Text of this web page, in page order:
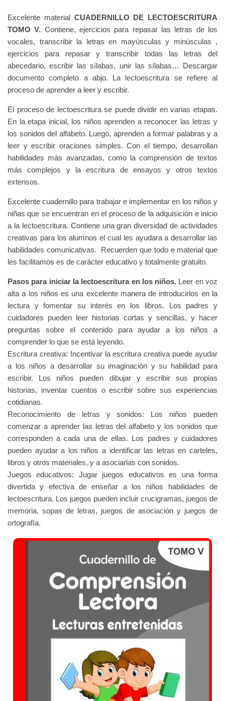
Excelente material CUADERNILLO DE LECTOESCRITURA
TOMO V. Contiene, ejercicios para repasar las letras de los
vocales, transcribir la letras en mayúsculas y minúsculas ,
ejercicios para repasar y transcribir todas las letras del
abecedario, escribir las sílabas, unir las sílabas… Descargar
documento completo a abjo. La lectoescritura se refiere al
proceso de aprender a leer y escribir.
El proceso de lectoescritura se puede dividir en varias etapas.
En la etapa inicial, los niños aprenden a reconocer las letras y
los sonidos del alfabeto. Luego, aprenden a formar palabras y a
leer y escribir oraciones simples. Con el tiempo, desarrollan
habilidades más avanzadas, como la comprensión de textos
más complejos y la escritura de ensayos y otros textos
extensos.
Excelente cuadernillo para trabajar e implementar en los niños y
niñas que se encuentran en el proceso de la adquisición e inicio
a la lectoescritura. Contiene una gran diversidad de actividades
creativas para los alumnos el cual les ayudara a desarrollar las
habilidades comunicativas. Recuerden que todo e material que
les facilitamos es de carácter educativo y totalmente gratuito.
Pasos para iniciar la lectoescritura en los niños. Leer en voz
alta a los niños es una excelente manera de introducirlos en la
lectura y fomentar su interés en los libros. Los padres y
cuidadores pueden leer historias cortas y sencillas, y hacer
preguntas sobre el contenido para ayudar a los niños a
comprender lo que se está leyendo.
Escritura creativa: Incentivar la escritura creativa puede ayudar
a los niños a desarrollar su imaginación y su habilidad para
escribir. Los niños pueden dibujar y escribir sus propias
historias, inventar cuentos o escribir sobre sus experiencias
cotidianas.
Reconocimiento de letras y sonidos: Los niños pueden
comenzar a aprender las letras del alfabeto y los sonidos que
corresponden a cada una de ellas. Los padres y cuidadores
pueden ayudar a los niños a identificar las letras en carteles,
libros y otros materiales, y a asociarlas con sonidos.
Juegos educativos: Jugar juegos educativos es una forma
divertida y efectiva de enseñar a los niños habilidades de
lectoescritura. Los juegos pueden incluir crucigramas, juegos de
memoria, sopas de letras, juegos de asociación y juegos de
ortografía.